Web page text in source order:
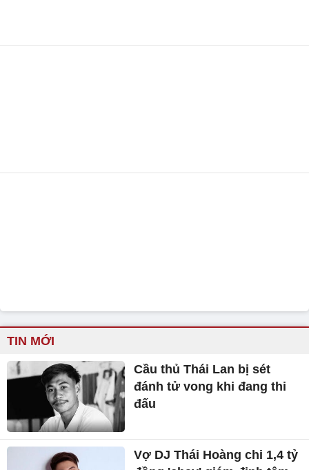
TIN MỚI
Cầu thủ Thái Lan bị sét
đánh tử vong khi đang thi
đấu
Vợ DJ Thái Hoàng chi 1,4 tỷ